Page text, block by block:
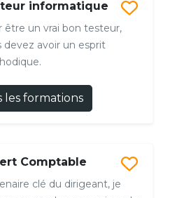
informatique
être un vrai bon testeur,
devez avoir un esprit
les formations
Comptable
clé du dirigeant, je